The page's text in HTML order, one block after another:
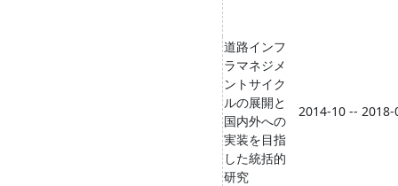
道路インフ
ラマネジメ
ントサイク
ルの展開と
国内外への
実装を目指
した統括的
研究
2014-10 -- 2018-